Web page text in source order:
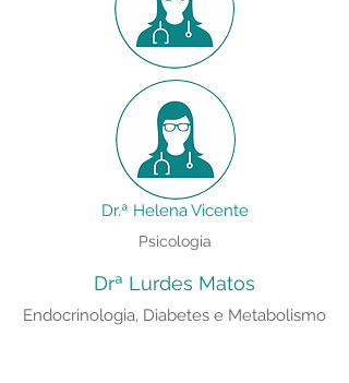
Dr.ª Helena Vicente
Psicologia
Drª Lurdes Matos
Endocrinologia, Diabetes e Metabolismo